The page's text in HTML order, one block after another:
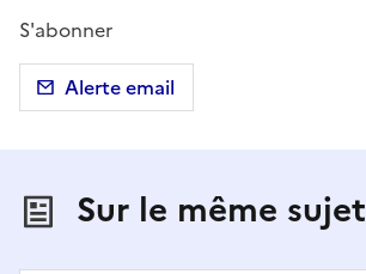
S'abonner
Alerte email
Sur le même sujet